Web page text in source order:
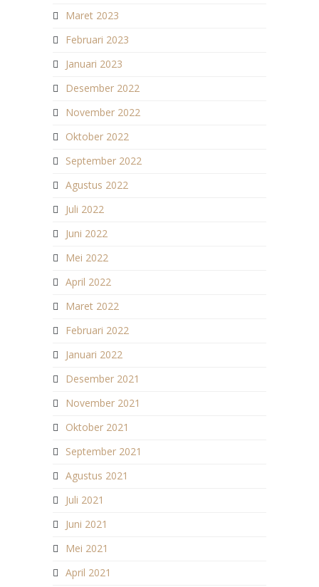
Maret 2023
Februari 2023
Januari 2023
Desember 2022
November 2022
Oktober 2022
September 2022
Agustus 2022
Juli 2022
Juni 2022
Mei 2022
April 2022
Maret 2022
Februari 2022
Januari 2022
Desember 2021
November 2021
Oktober 2021
September 2021
Agustus 2021
Juli 2021
Juni 2021
Mei 2021
April 2021